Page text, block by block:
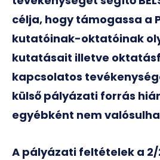
célja, hogy támogassa a
kutatóinak-oktatóinak
kutatásait illetve
kapcsolatos
külső pályázati forrás
egyébként nem
A pályázati feltételek a 2/